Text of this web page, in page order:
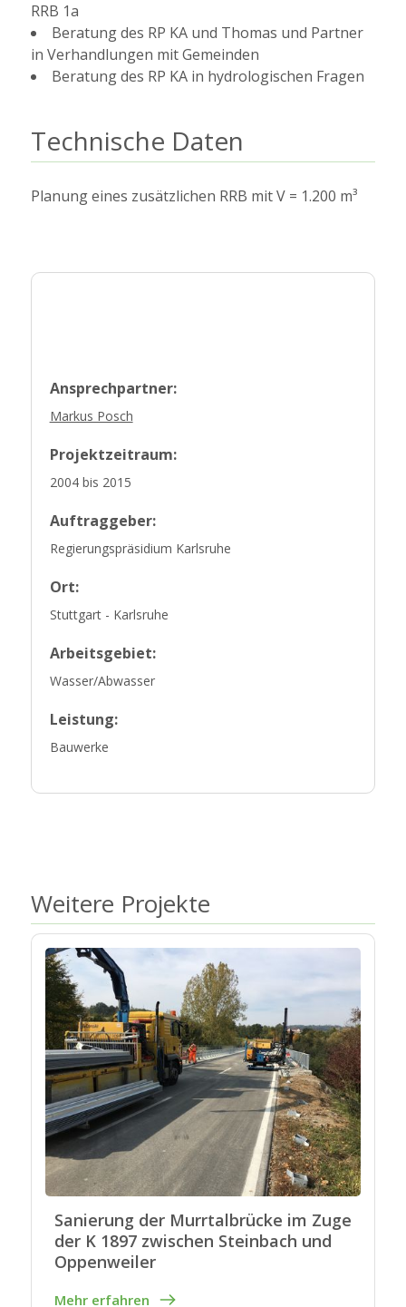
RRB 1a
Beratung des RP KA und Thomas und Partner
in Verhandlungen mit Gemeinden
Beratung des RP KA in hydrologischen Fragen
Technische Daten
Planung eines zusätzlichen RRB mit V = 1.200 m³
Ansprechpartner:
Markus Posch
Projektzeitraum:
2004 bis 2015
Auftraggeber:
Regierungspräsidium Karlsruhe
Ort:
Stuttgart - Karlsruhe
Arbeitsgebiet:
Wasser/Abwasser
Leistung:
Bauwerke
Weitere Projekte
Sanierung der Murrtalbrücke im Zuge
der K 1897 zwischen Steinbach und
Oppenweiler
Mehr erfahren